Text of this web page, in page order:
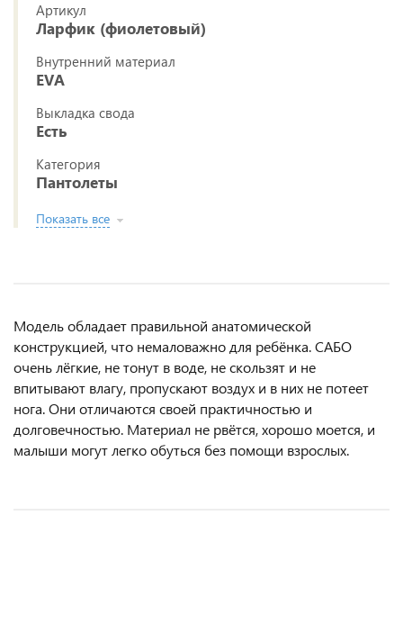
Артикул
Ларфик (фиолетовый)
Внутренний материал
EVA
Выкладка свода
Есть
Категория
Пантолеты
Показать все
Модель обладает правильной анатомической
конструкцией, что немаловажно для ребёнка. САБО
очень лёгкие, не тонут в воде, не скользят и не
впитывают влагу, пропускают воздух и в них не потеет
нога. Они отличаются своей практичностью и
долговечностью. Материал не рвётся, хорошо моется, и
малыши могут легко обуться без помощи взрослых.